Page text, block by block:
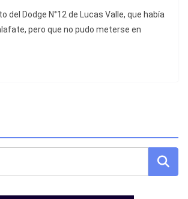
del Dodge N°12 de Lucas Valle, que había
pero que no pudo meterse en